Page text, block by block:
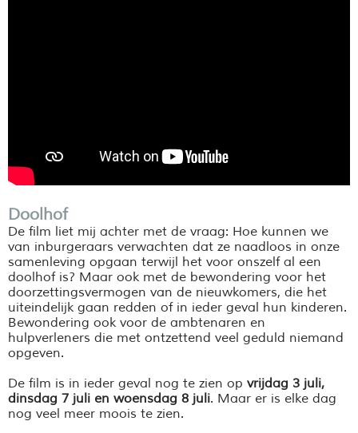
Doolhof
De film liet mij achter met de vraag: Hoe kunnen we
van inburgeraars verwachten dat ze naadloos in onze
samenleving opgaan terwijl het voor onszelf al een
doolhof is? Maar ook met de bewondering voor het
doorzettingsvermogen van de nieuwkomers, die het
uiteindelijk gaan redden of in ieder geval hun kinderen.
Bewondering ook voor de ambtenaren en
hulpverleners die met ontzettend veel geduld niemand
opgeven.
De film is in ieder geval nog te zien op vrijdag 3 juli,
dinsdag 7 juli en woensdag 8 juli. Maar er is elke dag
nog veel meer moois te zien.